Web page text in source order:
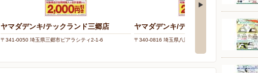
ヤマダデンキ/テックランド三郷店
〒341-0050 埼玉県三郷市ピアラシティ2-1-6
ヤマダデンキ/テックランド八潮店
〒340-0816 埼玉県八潮市中央2-20-14